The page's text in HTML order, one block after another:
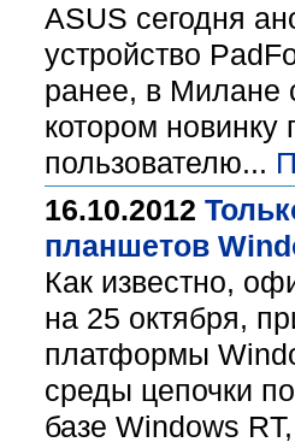
ASUS сегодня
устройство
ранее, в Милане
котором
пользователю...
16.10.2012
планшетов
Как известно,
на 25 октября,
платформы
среды цепочки
базе Windows